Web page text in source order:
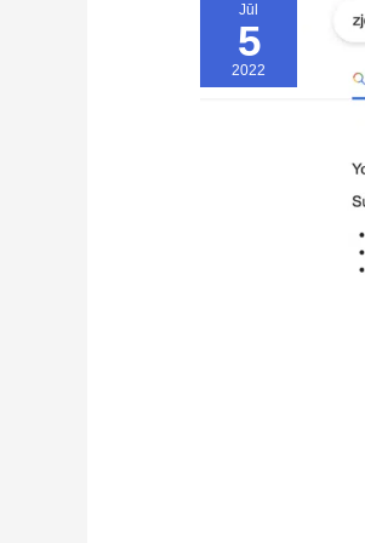
Jūl
5
2022